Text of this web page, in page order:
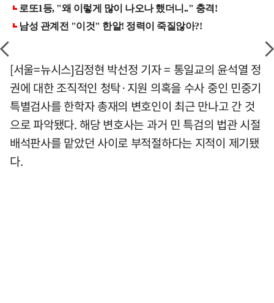
[서울=뉴시스]김정현 박선정 기자 = 통일교의 윤석열 정
권에 대한 조직적인 청탁·지원 의혹을 수사 중인 민중기
특별검사를 한학자 총재의 변호인이 최근 만나고 간 것
으로 파악됐다. 해당 변호사는 과거 민 특검의 법관 시절
배석판사를 맡았던 사이로 부적절하다는 지적이 제기됐
다.